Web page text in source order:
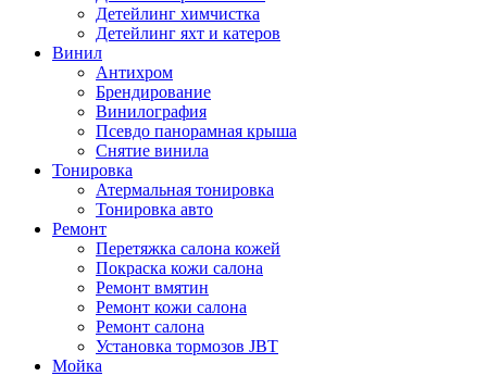
Детейлинг химчистка
Детейлинг яхт и катеров
Винил
Антихром
Брендирование
Винилография
Псевдо панорамная крыша
Снятие винила
Тонировка
Атермальная тонировка
Тонировка авто
Ремонт
Перетяжка салона кожей
Покраска кожи салона
Ремонт вмятин
Ремонт кожи салона
Ремонт салона
Установка тормозов JBT
Мойка